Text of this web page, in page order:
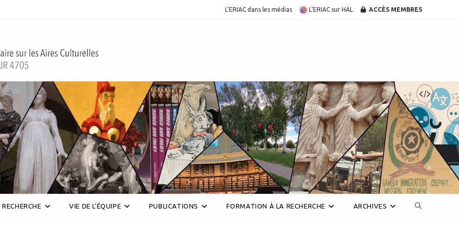
L’ERIAC dans les médias L’ERIAC sur HAL ACCÈS MEMBRES
RECHERCHE VIE DE L’ÉQUIPE PUBLICATIONS FORMATION À LA RECHERCHE ARCHIVES Toggle